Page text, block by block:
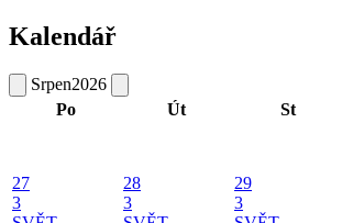
Kalendář
Srpen2026
Po
Út St
27
3
28
3
29
3